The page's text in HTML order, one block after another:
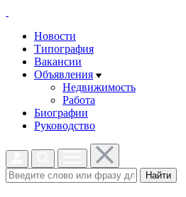
Новости
Типография
Вакансии
Объявления
Недвижимость
Работа
Биографии
Руководство
Найти